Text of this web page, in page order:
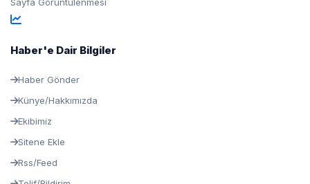
Haber'e Dair Bilgiler
Haber Gönder
Künye/Hakkımızda
Ekibimiz
Sitene Ekle
Rss/Feed